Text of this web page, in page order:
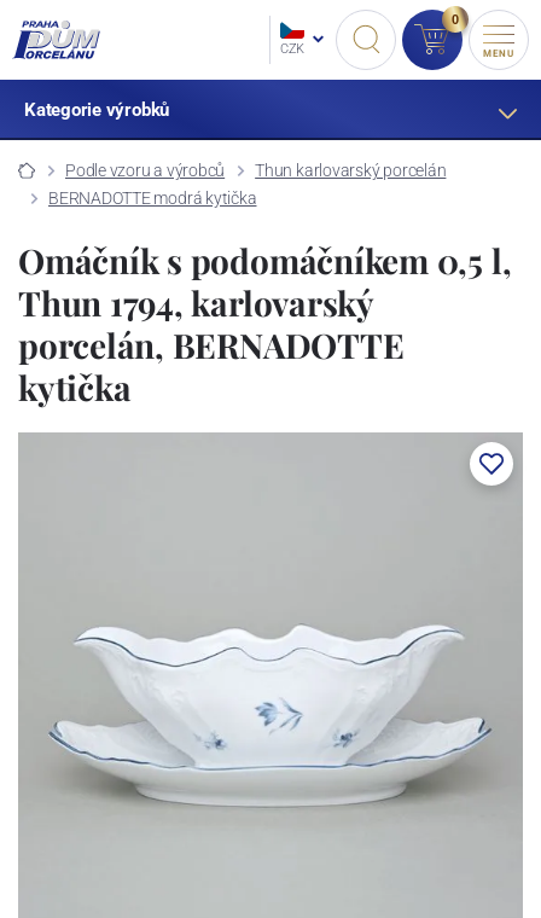
CZK
0
MENU
Kategorie výrobků
Podle vzoru a výrobců
Thun karlovarský porcelán
BERNADOTTE modrá kytička
Omáčník s podomáčníkem 0,5 l,
Thun 1794, karlovarský
porcelán, BERNADOTTE
kytička